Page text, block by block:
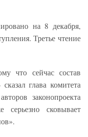
на 8 декабря,
Третье чтение
что сейчас состав
глава комитета
законопроекта
сковывает